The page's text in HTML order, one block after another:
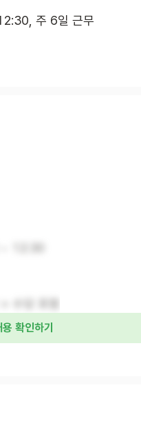
주 6일 근무
확인하기